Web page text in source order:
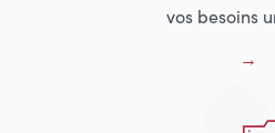
vos besoins